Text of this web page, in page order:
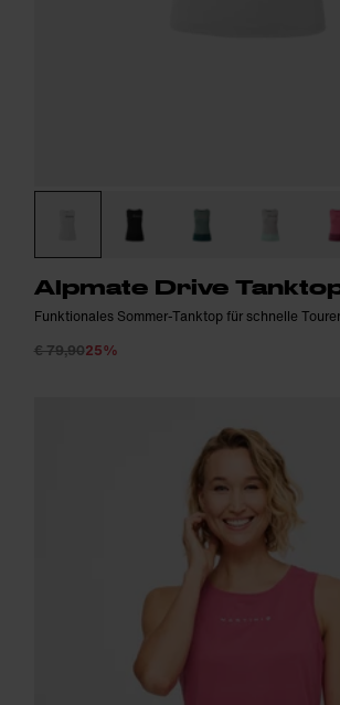
Alpmate Drive
Funktionales Sommer-Tanktop für schnelle
€ 79,9025%